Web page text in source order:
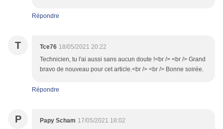
Répondre
T Tce76 18/05/2021 20:22
Technicien, tu l'ai aussi sans aucun doute !<br /> <br /> Grand
bravo de nouveau pour cet article.<br /> <br /> Bonne soirée.
Répondre
P Papy Scham 17/05/2021 18:02